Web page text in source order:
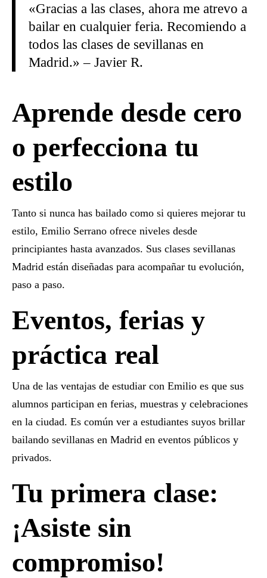
«Gracias a las clases, ahora me atrevo a
bailar en cualquier feria. Recomiendo a
todos lasclases de sevillanas en
Madrid.» – Javier R.
Aprende desde cero
o perfecciona tu
estilo
Tanto si nunca has bailado como si quieres mejorar tu
estilo, Emilio Serrano ofrece niveles desde
principiantes hasta avanzados. Sus clases sevillanas
Madrid están diseñadas para acompañar tu evolución,
paso a paso.
Eventos, ferias y
práctica real
Una de las ventajas de estudiar con Emilio es que sus
alumnos participan en ferias, muestras y celebraciones
en la ciudad. Es común ver a estudiantes suyos brillar
bailando sevillanas en Madrid en eventos públicos y
privados.
Tu primera clase:
¡Asiste sin
compromiso!